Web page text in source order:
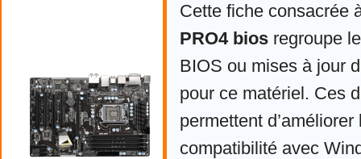
Cette fiche consacrée
PRO4 bios regroupe
BIOS ou mises à jour
pour ce matériel. Ces
permettent d’améliorer
compatibilité avec